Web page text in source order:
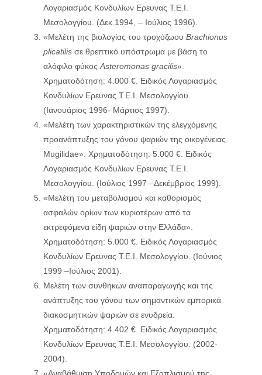
Λογαριασμός Κονδυλίων Ερευνας Τ.Ε.Ι.
Μεσολογγίου. (Δεκ.1994, – Ιούλιος 1996).
«Μελέτη της βιολογίας του τροχόζωου Brachionus
plicatilisσε θρεπτικό υπόστρωμα με βάση το
αλόφιλο φύκος Asteromonas gracilis».
Χρηματοδότηση: 4.000 €. Ειδικός Λογαριασμός
Κονδυλίων Ερευνας Τ.Ε.Ι. Μεσολογγίου.
(Ιανουάριος 1996- Μάρτιος 1997).
«Μελέτη των χαρακτηριστικών της ελεγχόμενης
προανάπτυξης του γόνου ψαριών της οικογένειας
Mugilidae». Χρηματοδότηση: 5.000 €. Ειδικός
Λογαριασμός Κονδυλίων Ερευνας Τ.Ε.Ι.
Μεσολογγίου. (Ιούλιος 1997 –Δεκέμβριος 1999).
«Μελέτη του μεταβολισμού και καθορισμός
ασφαλών ορίων των κυριοτέρων από τα
εκτρεφόμενα είδη ψαριών στην Ελλάδα».
Χρηματοδότηση: 5.000 €. Ειδικός Λογαριασμός
Κονδυλίων Ερευνας Τ.Ε.Ι. Μεσολογγίου. (Ιούνιος
1999 –Ιούλιος 2001).
Μελέτη των συνθηκών αναπαραγωγής και της
ανάπτυξης του γόνου των σημαντικών εμπορικά
διακοσμητικών ψαριών σε ενυδρεία.
Χρηματοδότηση: 4.402 €. Ειδικός Λογαριασμός
Κονδυλίων Ερευνας Τ.Ε.Ι. Μεσολογγίου. (2002-
2004).
«Αναβάθμιση Υποδομών και Εξοπλισμού της